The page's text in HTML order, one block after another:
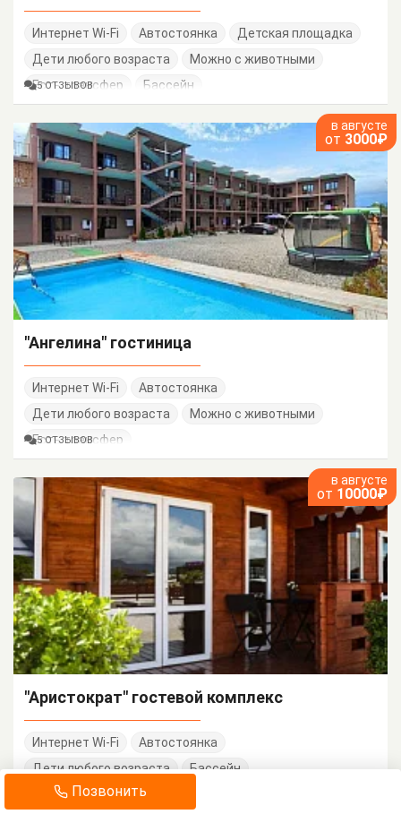
Позвонить
Интернет Wi-Fi Автостоянка
Детская площадка
Дети любого возраста
Можно с животными
Есть трансфер
Бассейн
5 ОТЗЫВОВ
в августе
от 3000₽
"Ангелина" гостиница
Интернет Wi-Fi
Автостоянка
Дети любого возраста
Можно с животными
Есть трансфер
5 ОТЗЫВОВ
в августе
от 10000₽
"Аристократ" гостевой комплекс
Интернет Wi-Fi
Автостоянка
Дети любого возраста
Бассейн